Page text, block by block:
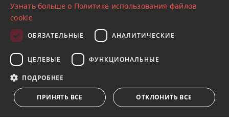
Получайте обновления о недвижимости, новостях
и образе жизни в Марбелье
Подписаться
Я принимаюполитика конфиденциальности
Узнать больше о Политике использования файлов
cookie
ОБЯЗАТЕЛЬНЫЕ АНАЛИТИЧЕСКИЕ
ЦЕЛЕВЫЕ ФУНКЦИОНАЛЬНЫЕ
ПОДРОБНЕЕ
ПРИНЯТЬ ВСЕ ОТКЛОНИТЬ ВСЕ